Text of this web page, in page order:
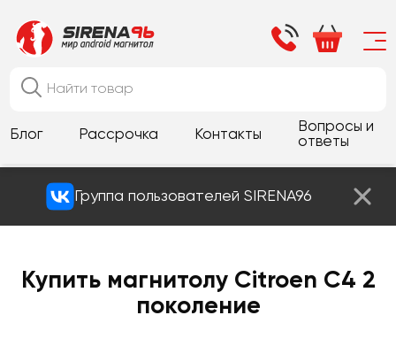
Блог Рассрочка Контакты
Вопросы и
ответы
Группа пользователей SIRENA96
Купить магнитолу Citroen C4 2
поколение